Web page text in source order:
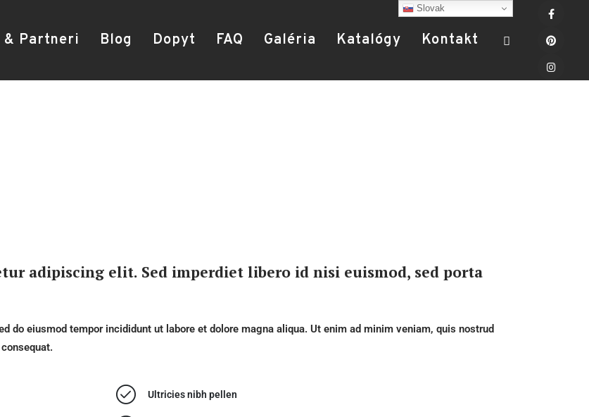
Partneri Blog Dopyt FAQ Galéria Katalógy Kontakt
adipiscing elit. Sed imperdiet libero id nisi euismod, sed porta
do eiusmod tempor incididunt ut labore et dolore magna aliqua. Ut enim ad minim veniam, quis nostrud
Ultricies nibh pellen
Slovak